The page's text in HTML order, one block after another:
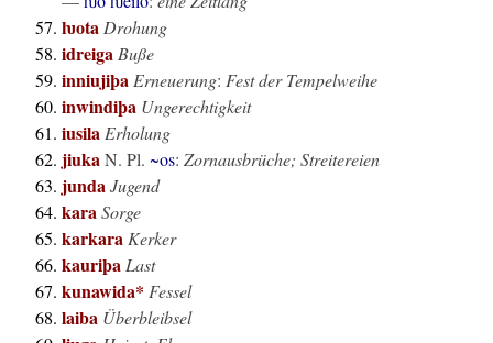
ƕota Drohung
idreiga Buße
inniujiþa Erneuerung: Fest der Tempelweihe
inwindiþa Ungerechtigkeit
iusila Erholung
jiukaN. Pl. ~os: Zornausbrüche; Streitereien
jundaJugend
karaSorge
karkara Kerker
kauriþa Last
kunawida* Fessel
laiba Überbleibsel